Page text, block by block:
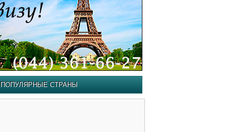
ПОПУЛЯРНЫЕ СТРАНЫ